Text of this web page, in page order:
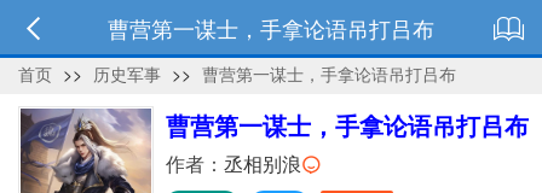
曹营第一谋士，手拿论语吊打吕布
首页 >> 历史军事 >> 曹营第一谋士，手拿论语吊打吕布
曹营第一谋士，手拿论语吊打吕布
作者： 丞相别浪